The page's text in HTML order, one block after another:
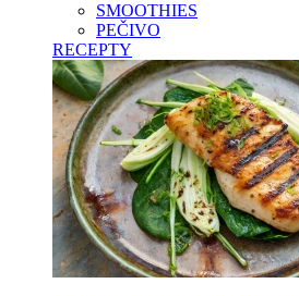
SMOOTHIES
PEČIVO
RECEPTY